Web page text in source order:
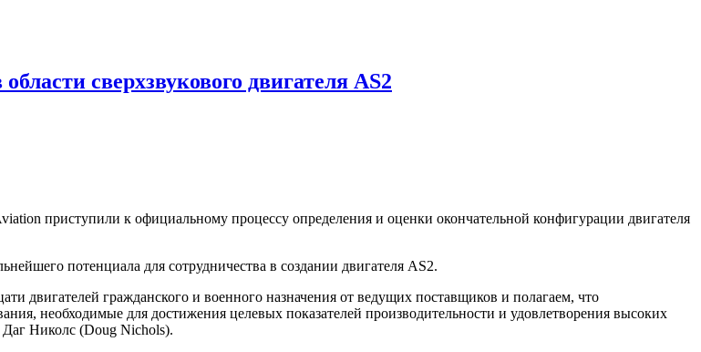
сверхзвукового двигателя AS2
приступили к официальному процессу определения и оценки окончательной конфигурации двигателя
потенциала для сотрудничества в создании двигателя AS2.
двигателей гражданского и военного назначения от ведущих поставщиков и полагаем, что
необходимые для достижения целевых показателей производительности и удовлетворения высоких
Николс (Doug Nichols).